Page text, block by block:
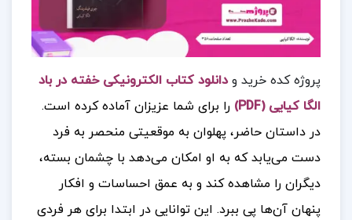
پروژه کده خرید ودانلود کتاب الکترونیکی خفته در باد
الگا کیایی (PDF)
را برای شما عزیزان آماده کرده است.
در داستان حاضر، پهلوان به موقعیتی منحصر به فرد
دست می‌یابد که به او امکان می‌دهد با چشمان بسته،
دیگران را مشاهده کند و به عمق احساسات و افکار
پنهان آن‌ها پی ببرد. این توانایی در ابتدا برای هر فردی